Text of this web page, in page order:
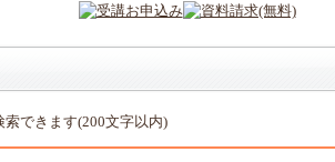
できます(200文字以内)